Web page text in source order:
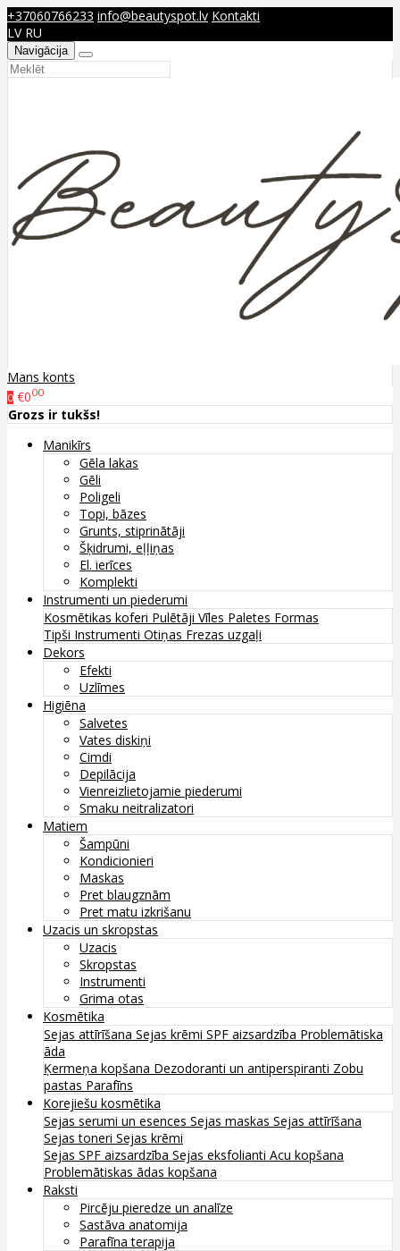
+37060766233 info@beautyspot.lv Kontakti
LV RU
Navigācija
Mans konts
0 €000
Grozs ir tukšs!
Manikīrs
Gēla lakas
Gēli
Poligeli
Topi, bāzes
Grunts, stiprinātāji
Šķidrumi, eļļiņas
El. ierīces
Komplekti
Instrumenti un piederumi
Kosmētikas koferi Pulētāji Vīles Paletes Formas
Tipši Instrumenti Otiņas Frezas uzgaļi
Dekors
Efekti
Uzlīmes
Higiēna
Salvetes
Vates diskiņi
Cimdi
Depilācija
Vienreizlietojamie piederumi
Smaku neitralizatori
Matiem
Šampūni
Kondicionieri
Maskas
Pret blaugznām
Pret matu izkrišanu
Uzacis un skropstas
Uzacis
Skropstas
Instrumenti
Grima otas
Kosmētika
Sejas attīrīšana Sejas krēmi SPF aizsardzība Problemātiska
āda
Ķermeņa kopšana Dezodoranti un antiperspiranti Zobu
pastas Parafīns
Korejiešu kosmētika
Sejas serumi un esences Sejas maskas Sejas attīrīšana
Sejas toneri Sejas krēmi
Sejas SPF aizsardzība Sejas eksfolianti Acu kopšana
Problemātiskas ādas kopšana
Raksti
Pircēju pieredze un analīze
Sastāva anatomija
Parafīna terapija